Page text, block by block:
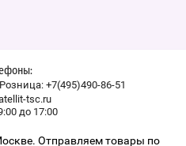
Розница: +7(495)490-86-51
tsc.ru
до 17:00
Отправляем товары по